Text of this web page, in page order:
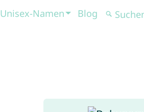
Unisex-Namen Blog